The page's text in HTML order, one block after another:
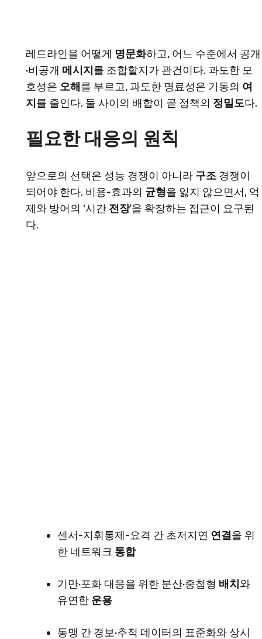
레드라인을 어떻게 명문화하고, 어느 수준에서 공개
·비공개 메시지 를 조합할지가 관건이다. 과도한 모
호성은 오해 를 부르고, 과도한 명료성은 기동의 여
지 를 줄인다. 둘 사이의 배합이 곧 정책의 정밀도다.
필요한 대응의 원칙
앞으로의 선택은 성능 경쟁이 아니라 구조 경쟁이
되어야 한다. 비용-효과의 균형을 잃지 않으면서, 억
제와 방어의 ‘시간 전장’을 확장하는 접근이 요구된
다.
센서-지휘통제-요격 간 초저지연 연결을 위
한 네트워크 통합
기만·포화 대응을 위한 분산·중첩형 배치 와
유연한 운용
동맹 간 경보·추적 데이터의 표준화와 상시